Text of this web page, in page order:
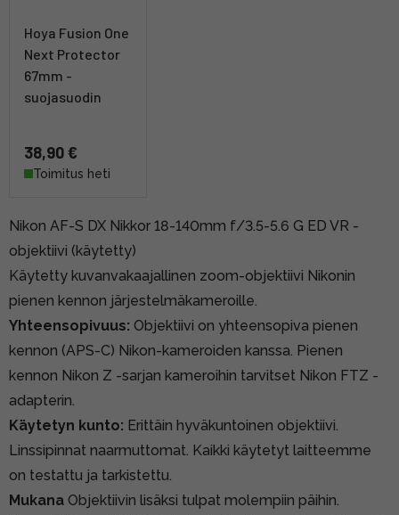
Hoya Fusion One
Next Protector
67mm -
suojasuodin
38,90 €
Toimitus heti
Nikon AF-S DX Nikkor 18-140mm f/3.5-5.6 G ED VR -
objektiivi (käytetty)
Käytetty kuvanvakaajallinen zoom-objektiivi Nikonin
pienen kennon järjestelmäkameroille.
Yhteensopivuus: Objektiivi on yhteensopiva pienen
kennon (APS-C) Nikon-kameroiden kanssa. Pienen
kennon Nikon Z -sarjan kameroihin tarvitset Nikon FTZ -
adapterin.
Käytetyn kunto: Erittäin hyväkuntoinen objektiivi.
Linssipinnat naarmuttomat. Kaikki käytetyt laitteemme
on testattu ja tarkistettu.
Mukana Objektiivin lisäksi tulpat molempiin päihin.